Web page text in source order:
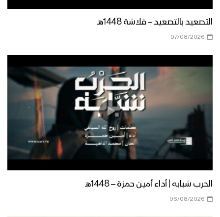
التصعيد بالتصعيد – فلاشة 1448هـ
07/08/2026
الحرب شبابه | أداء أمين حمزة – 1448هـ
06/08/2026